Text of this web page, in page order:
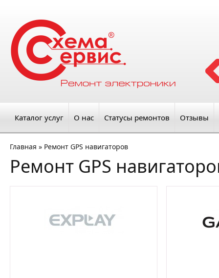
Каталог услуг О нас Статусы ремонтов Отзывы
Главная » Ремонт GPS навигаторов
Ремонт GPS